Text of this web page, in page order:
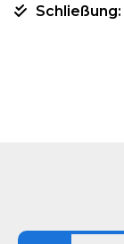
Schließung: